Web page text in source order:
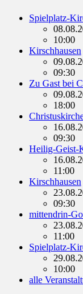
Spielplatz-
10:00
Kirschhausen
09:30
Zu Gast bei
18:00
09:30
Heilig-Geist-
11:00
Kirschhausen
09:30
mittendrin-
11:00
Spielplatz-
10:00
alle